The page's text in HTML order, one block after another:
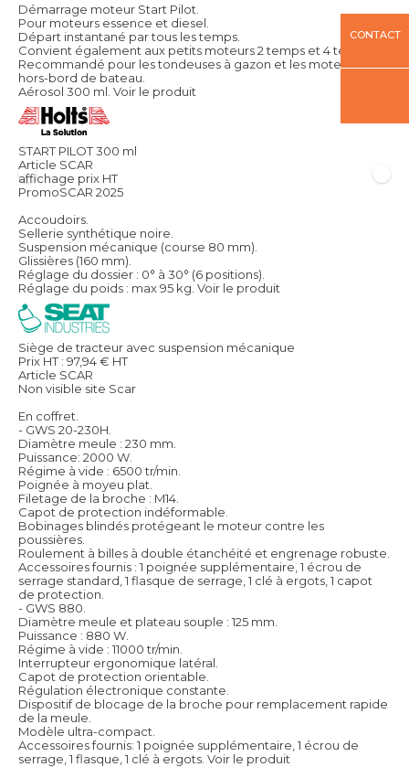
Démarrage moteur Start Pilot.
Pour moteurs essence et diesel.
Départ instantané par tous les temps.
Convient également aux petits moteurs 2 temps et 4 temps.
Recommandé pour les tondeuses à gazon et les moteurs
hors-bord de bateau.
Aérosol 300 ml. Voir le produit
START PILOT 300 ml
Article SCAR
affichage prix HT
PromoSCAR 2025
Accoudoirs.
Sellerie synthétique noire.
Suspension mécanique (course 80 mm).
Glissières (160 mm).
Réglage du dossier : 0° à 30° (6 positions).
Réglage du poids : max 95 kg. Voir le produit
Siège de tracteur avec suspension mécanique
Prix HT : 97,94€ HT
Article SCAR
Non visible site Scar
En coffret.
- GWS 20-230H.
Diamètre meule : 230 mm.
Puissance: 2000 W.
Régime à vide : 6500 tr/min.
Poignée à moyeu plat.
Filetage de la broche : M14.
Capot de protection indéformable.
Bobinages blindés protégeant le moteur contre les
poussières.
Roulement à billes à double étanchéité et engrenage robuste.
Accessoires fournis : 1 poignée supplémentaire, 1 écrou de
serrage standard, 1 flasque de serrage, 1 clé à ergots, 1 capot
de protection.
- GWS 880.
Diamètre meule et plateau souple : 125 mm.
Puissance : 880 W.
Régime à vide : 11000 tr/min.
Interrupteur ergonomique latéral.
Capot de protection orientable.
Régulation électronique constante.
Dispositif de blocage de la broche pour remplacement rapide
de la meule.
Modèle ultra-compact.
Accessoires fournis: 1 poignée supplémentaire, 1 écrou de
serrage, 1 flasque, 1 clé à ergots. Voir le produit
CONTACT